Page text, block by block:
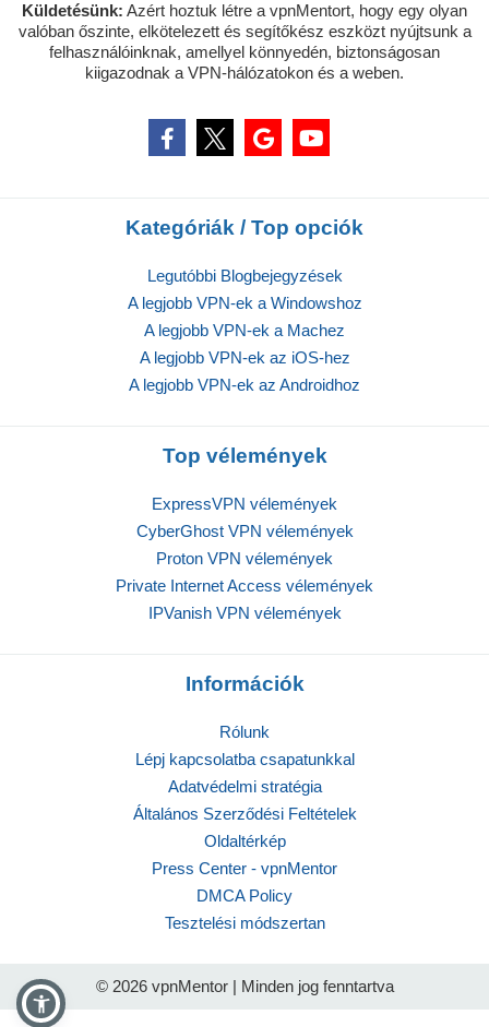
Küldetésünk: Azért hoztuk létre a vpnMentort, hogy egy olyan
valóban őszinte, elkötelezett és segítőkész eszközt nyújtsunk a
felhasználóinknak, amellyel könnyedén, biztonságosan
kiigazodnak a VPN-hálózatokon és a weben.
Kategóriák / Top opciók
Legutóbbi Blogbejegyzések
A legjobb VPN-ek a Windowshoz
A legjobb VPN-ek a Machez
A legjobb VPN-ek az iOS-hez
A legjobb VPN-ek az Androidhoz
Top vélemények
ExpressVPN vélemények
CyberGhost VPN vélemények
Proton VPN vélemények
Private Internet Access vélemények
IPVanish VPN vélemények
Információk
Rólunk
Lépj kapcsolatba csapatunkkal
Adatvédelmi stratégia
Általános Szerződési Feltételek
Oldaltérkép
Press Center - vpnMentor
DMCA Policy
Tesztelési módszertan
© 2026 vpnMentor | Minden jog fenntartva